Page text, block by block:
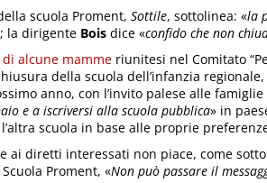
scuola Proment, Sottile, sottolinea: «la
la dirigente Bois dice «confido che non
di alcune mamme riunitesi nel Comitato
della scuola dell’infanzia
anno, con l’invito palese alle famiglie
e a iscriversi alla scuola pubblica» in
l’altra scuola in base alle proprie
ai diretti interessati non piace, come
Proment, «Non può passare il